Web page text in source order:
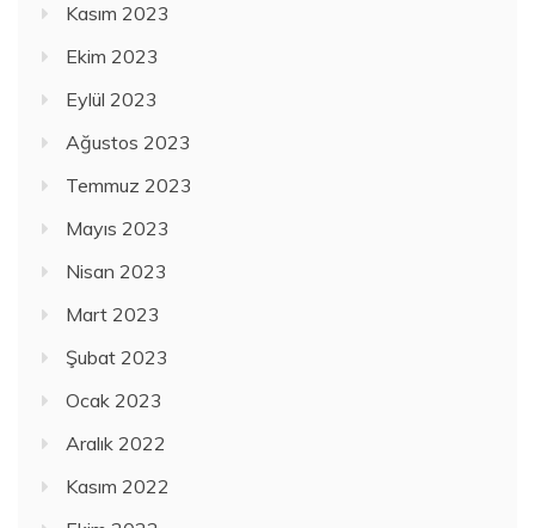
Kasım 2023
Ekim 2023
Eylül 2023
Ağustos 2023
Temmuz 2023
Mayıs 2023
Nisan 2023
Mart 2023
Şubat 2023
Ocak 2023
Aralık 2022
Kasım 2022